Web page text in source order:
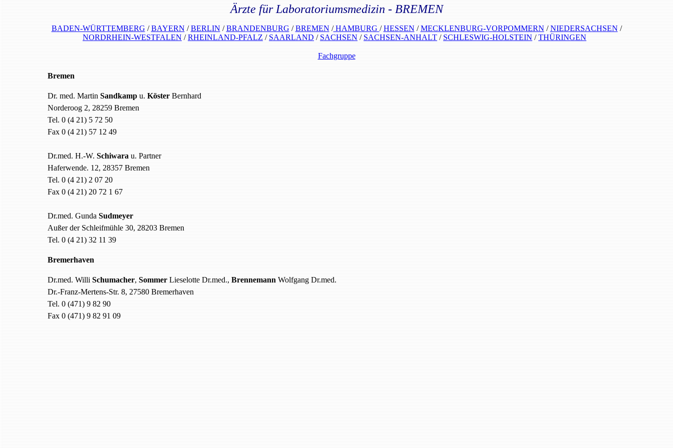
Ärzte für Laboratoriumsmedizin - BREMEN
BADEN-WÜRTTEMBERG /BAYERN/BERLIN/BRANDENBURG /BREMEN/HAMBURG /HESSEN/MECKLENBURG-VORPOMMERN/NIEDERSACHSEN/
NORDRHEIN-WESTFALEN /RHEINLAND-PFALZ / SAARLAND / SACHSEN / SACHSEN-ANHALT / SCHLESWIG-HOLSTEIN /THÜRINGEN
Fachgruppe
Bremen
Dr. med. Martin Sandkamp u. Köster Bernhard
Norderoog 2, 28259 Bremen
Tel. 0 (4 21) 5 72 50
Fax 0 (4 21) 57 12 49
Dr.med. H.-W. Schiwara u. Partner
Haferwende. 12, 28357 Bremen
Tel. 0 (4 21) 2 07 20
Fax 0 (4 21) 20 72 1 67
Dr.med. Gunda Sudmeyer
Außer der Schleifmühle 30, 28203 Bremen
Tel. 0 (4 21) 32 11 39
Bremerhaven
Dr.med. Willi Schumacher, Sommer Lieselotte Dr.med., Brennemann Wolfgang Dr.med.
Dr.-Franz-Mertens-Str. 8, 27580 Bremerhaven
Tel. 0 (471) 9 82 90
Fax 0 (471) 9 82 91 09